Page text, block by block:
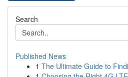
Search
Published News
1 The Ultimate Guide to